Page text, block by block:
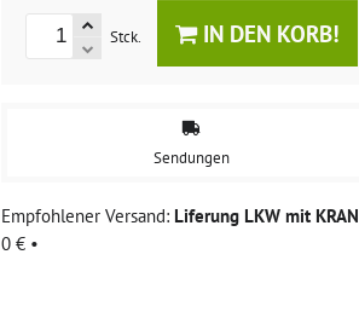
Stck. IN DEN KORB!
Sendungen
Liferung LKW mit KRAN
0 € •